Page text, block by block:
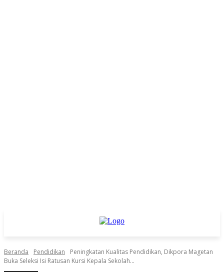
Beranda Pendidikan
Peningkatan Kualitas Pendidikan, Dikpora Magetan
Buka Seleksi Isi Ratusan Kursi Kepala Sekolah...